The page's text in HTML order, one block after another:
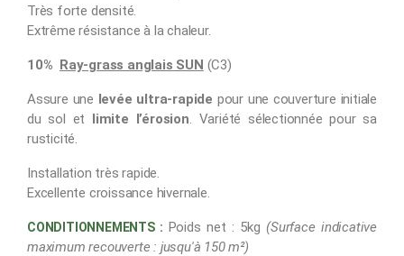
Très forte densité.
Extrême résistance à la chaleur.
10% Ray-grass anglais SUN (C3)
Assure une levée ultra-rapide pour une couverture initiale
du sol et limite l’érosion . Variété sélectionnée pour sa
rusticité.
Installation très rapide.
Excellente croissance hivernale.
CONDITIONNEMENTS : Poids net : 5kg (Surface indicative
maximum recouverte : jusqu'à 150 m²)